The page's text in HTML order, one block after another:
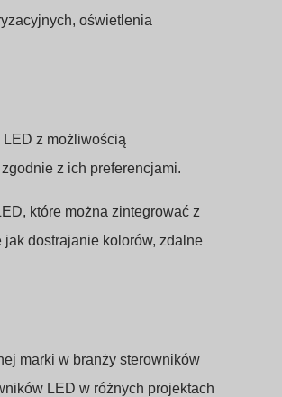
oświetlenia
z możliwością
z ich preferencjami.
które można zintegrować z
dostrajanie kolorów, zdalne
marki w branży sterowników
LED w różnych projektach